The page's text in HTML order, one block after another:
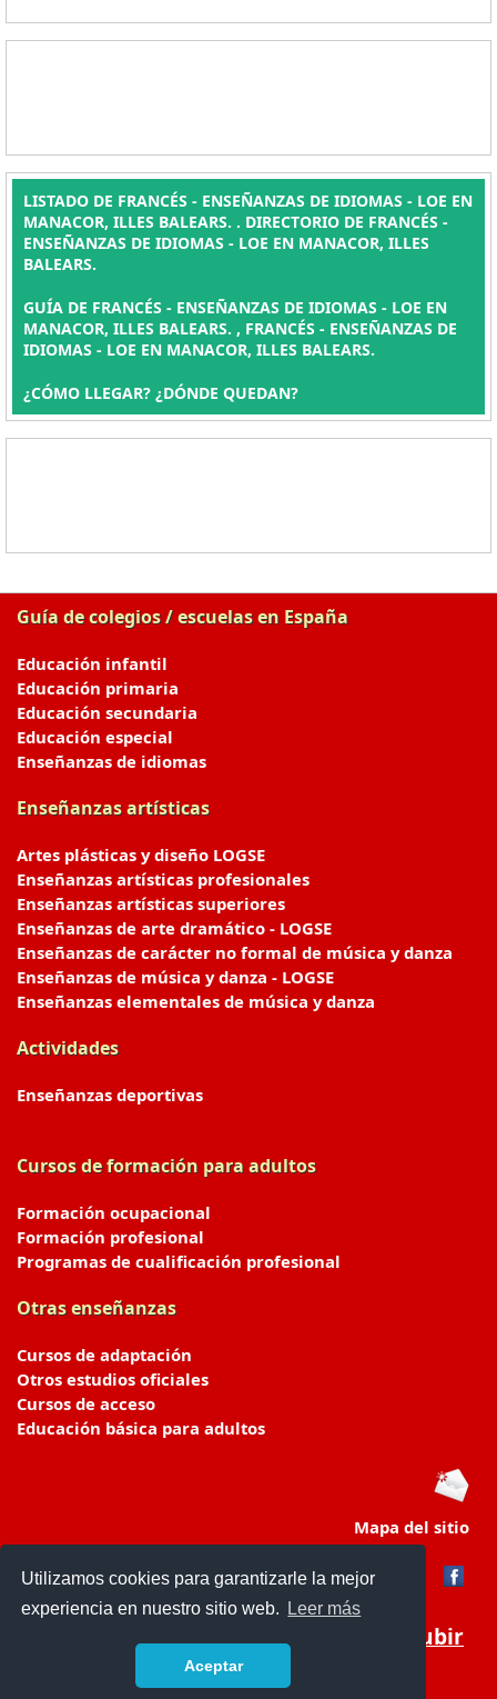
Utilizamos cookies para garantizarle la mejor
experiencia en nuestro sitio web.
Leer más
Aceptar
LISTADO DE FRANCÉS - ENSEÑANZAS DE IDIOMAS - LOE EN
MANACOR, ILLES BALEARS. . DIRECTORIO DE FRANCÉS -
ENSEÑANZAS DE IDIOMAS - LOE EN MANACOR, ILLES
BALEARS.
GUÍA DE FRANCÉS - ENSEÑANZAS DE IDIOMAS - LOE EN
MANACOR, ILLES BALEARS. , FRANCÉS - ENSEÑANZAS DE
IDIOMAS - LOE EN MANACOR, ILLES BALEARS.
¿CÓMO LLEGAR? ¿DÓNDE QUEDAN?
Guía de colegios / escuelas en España
Educación infantil
Educación primaria
Educación secundaria
Educación especial
Enseñanzas de idiomas
Enseñanzas artísticas
Artes plásticas y diseño LOGSE
Enseñanzas artísticas profesionales
Enseñanzas artísticas superiores
Enseñanzas de arte dramático - LOGSE
Enseñanzas de carácter no formal de música y danza
Enseñanzas de música y danza - LOGSE
Enseñanzas elementales de música y danza
Actividades
Enseñanzas deportivas
Cursos de formación para adultos
Formación ocupacional
Formación profesional
Programas de cualificación profesional
Otras enseñanzas
Cursos de adaptación
Otros estudios oficiales
Cursos de acceso
Educación básica para adultos
Mapa del sitio
Subir